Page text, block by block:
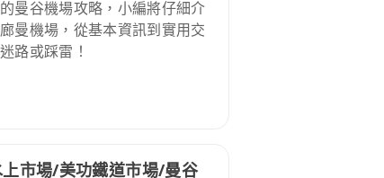
曼谷機場攻略，小編將仔細介
曼機場，從基本資訊到實用交
路或踩雷！
市場/美功鐵道市場/曼谷